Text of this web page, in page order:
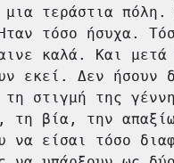
τεράστια
τόσο ήσυχα.
καλά. Και
εκεί. Δεν ήσουν
τη στιγμή της
τη βία, την
να είσαι τόσο